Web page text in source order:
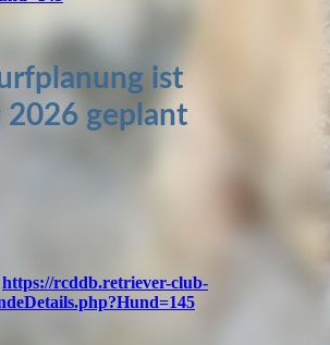
ist
2026 geplant
https://rcddb.retriever-club-